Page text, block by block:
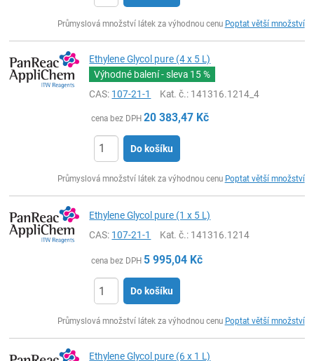
Průmyslová množství látek za výhodnou cenu Poptat větší množství
Ethylene Glycol pure (4 x 5 L)
Výhodné balení - sleva 15 %
CAS: 107-21-1 Kat. č.: 141316.1214_4
cena bez DPH 20 383,47 Kč
Do košíku
Průmyslová množství látek za výhodnou cenu Poptat větší množství
Ethylene Glycol pure (1 x 5 L)
CAS: 107-21-1 Kat. č.: 141316.1214
cena bez DPH 5 995,04 Kč
Do košíku
Průmyslová množství látek za výhodnou cenu Poptat větší množství
Ethylene Glycol pure (6 x 1 L)